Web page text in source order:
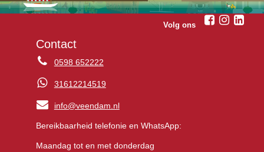
Volg ons
Contact
0598 652222
31612214519
info@veendam.nl
Bereikbaarheid telefonie en WhatsApp:
Maandag tot en met donderdag